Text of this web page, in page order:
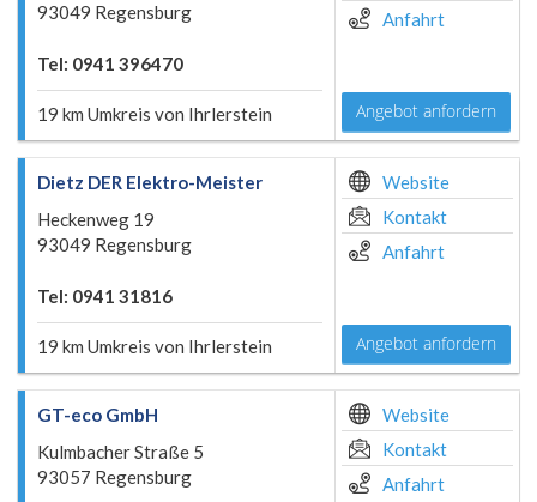
93049 Regensburg
Tel: 0941 396470
19 km Umkreis von Ihrlerstein
Anfahrt
Angebot anfordern
Dietz DER Elektro-Meister
Heckenweg 19
93049 Regensburg
Tel: 0941 31816
19 km Umkreis von Ihrlerstein
Website
Kontakt
Anfahrt
Angebot anfordern
GT-eco GmbH
Kulmbacher Straße 5
93057 Regensburg
Website
Kontakt
Anfahrt